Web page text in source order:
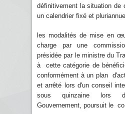
définitivement la situation
un calendrier fixé et
les modalités de mise en
charge par une
présidée par le ministre du
à cette catégorie de
conformément à un plan
et arrêté lors d'un conseil
sous quinzaine lors
Gouvernement, poursuit le